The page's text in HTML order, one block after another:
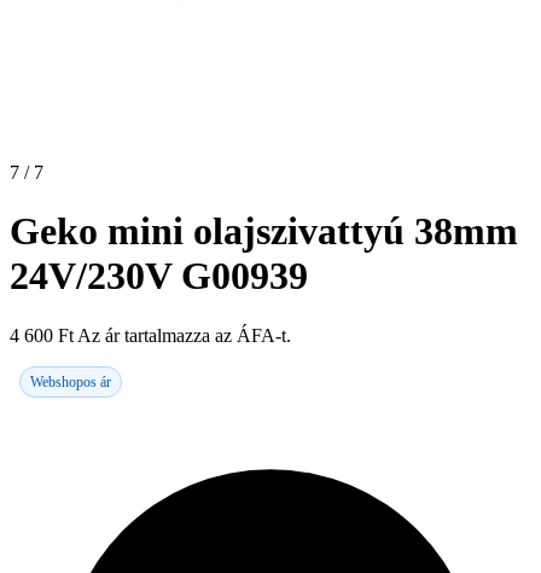
7 / 7
Geko mini olajszivattyú 38mm
24V/230V G00939
4 600 Ft Az ár tartalmazza az ÁFA-t.
Webshopos ár